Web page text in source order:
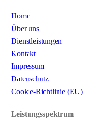
Home
Über uns
Dienstleistungen
Kontakt
Impressum
Datenschutz
Cookie-Richtlinie (EU)
Leistungsspektrum